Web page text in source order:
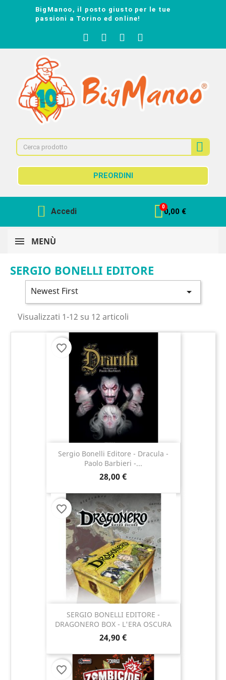
BigManoo, il posto giusto per le tue
passioni a Torino ed online!
PREORDINI
Accedi 0,00 €
MENÙ
SERGIO BONELLI EDITORE
Newest First 
Visualizzati 1-12 su 12 articoli
Sergio Bonelli Editore - Dracula -
Paolo Barbieri -...
28,00 €
favorite_border
SERGIO BONELLI EDITORE -
DRAGONERO BOX - L'ERA OSCURA
24,90 €
favorite_border
favorite_border